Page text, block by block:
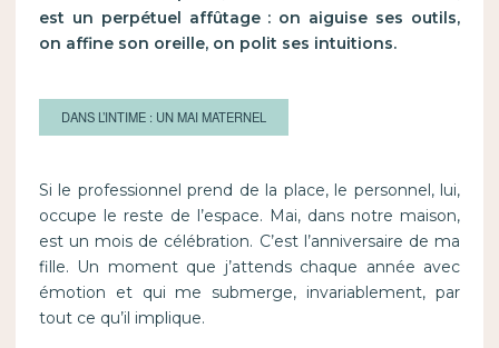
est un perpétuel affûtage : on aiguise ses outils,
on affine son oreille, on polit ses intuitions.
DANS L’INTIME : UN MAI MATERNEL
Si le professionnel prend de la place, le personnel, lui,
occupe le reste de l’espace. Mai, dans notre maison,
est un mois de célébration. C’est l’anniversaire de ma
fille. Un moment que j’attends chaque année avec
émotion et qui me submerge, invariablement, par
tout ce qu’il implique.